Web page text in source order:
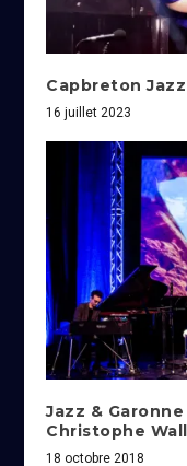
Capbreton
16 juillet 2023
Jazz &
Christophe
18 octobre 2018